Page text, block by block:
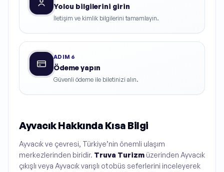
Yolcu bilgilerini girin
İletişim ve kimlik bilgilerini tamamlayın.
ADIM 6
Ödeme yapın
Güvenli ödeme ile biletinizi alın.
Ayvacık Hakkında Kısa Bilgi
Ayvacık ve çevresi, Türkiye’nin önemli ulaşım
merkezlerinden biridir. Truva Turizm üzerinden Ayvacık
çıkışlı veya Ayvacık varışlı otobüs seferlerini inceleyerek